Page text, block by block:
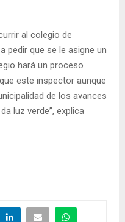
al colegio de
pedir que se le asigne un
hará un proceso
este inspector aunque
de los avances
luz verde”, explica